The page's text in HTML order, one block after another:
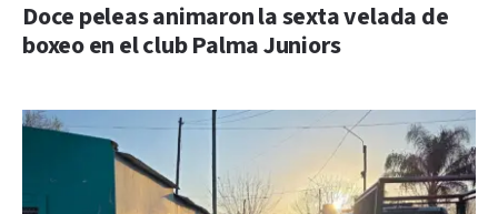
Doce peleas animaron la sexta velada de
boxeo en el club Palma Juniors